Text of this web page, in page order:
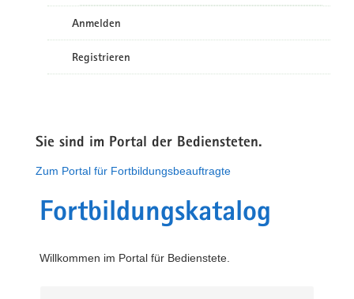
Anmelden
Registrieren
Sie sind im Portal der Bediensteten.
Zum Portal für Fortbildungsbeauftragte
Fortbildungskatalog
Willkommen im Portal für Bedienstete.